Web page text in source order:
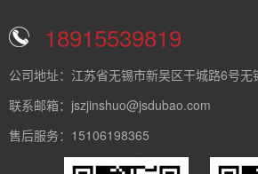
18915539819
公司地址：江苏省无锡市新吴区干城路6号
联系邮箱：jszjinshuo@jsdubao.com
售后服务：15106198365